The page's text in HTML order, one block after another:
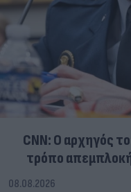
CNN: Ο αρχηγός
τρόπο
08.08.2026